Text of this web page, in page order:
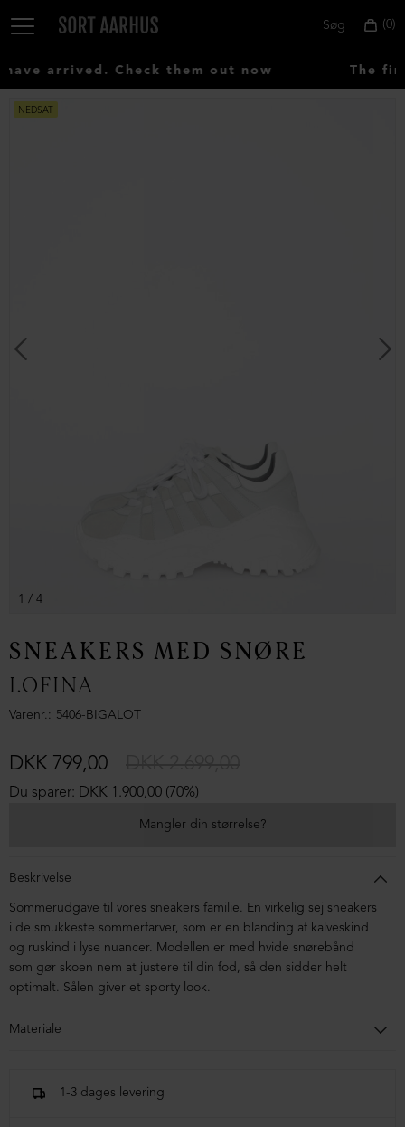
0
Søg
arrived. Check them out now The
NEDSAT
1 / 4
SNEAKERS MED SNØRE
LOFINA
Varenr. 5406-BIGALOT
Du sparer: DKK 1.900,00 (70%)
DKK 799,00
Mangler din størrelse?
Beskrivelse
Sommerudgave til vores sneakers familie. En virkelig sej sneakers
i de smukkeste sommerfarver, som er en blanding af kalveskind
og ruskind i lyse nuancer. Modellen er med hvide snørebånd
som gør skoen nem at justere til din fod, så den sidder helt
optimalt. Sålen giver et sporty look.
Materiale
1-3 dages levering